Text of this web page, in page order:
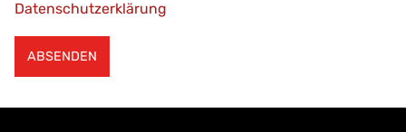
Datenschutzerklärung